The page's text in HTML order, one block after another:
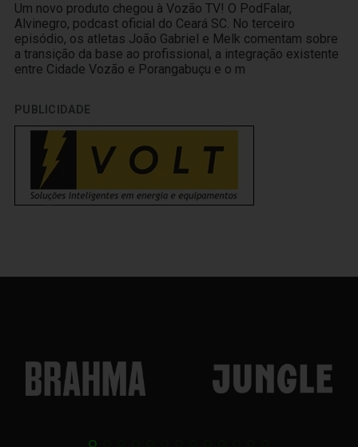
Um novo produto chegou à Vozão TV! O PodFalar,
Alvinegro, podcast oficial do Ceará SC. No terceiro
episódio, os atletas João Gabriel e Melk comentam sobre
a transição da base ao profissional, a integração existente
entre Cidade Vozão e Porangabuçu e o m
PUBLICIDADE